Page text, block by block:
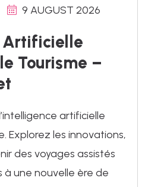
9 AUGUST 2026
Artificielle
Tourisme –
artificielle
Explorez les innovations,
des voyages assistés
à une nouvelle ère de